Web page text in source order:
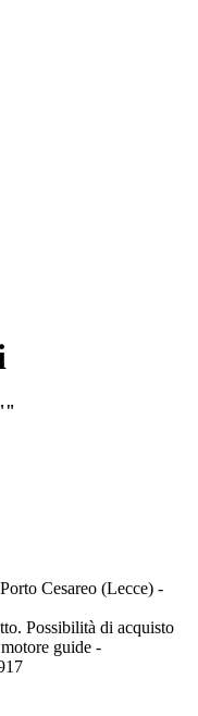
Porto Cesareo (Lecce) -
Possibilità di acquisto
guide -